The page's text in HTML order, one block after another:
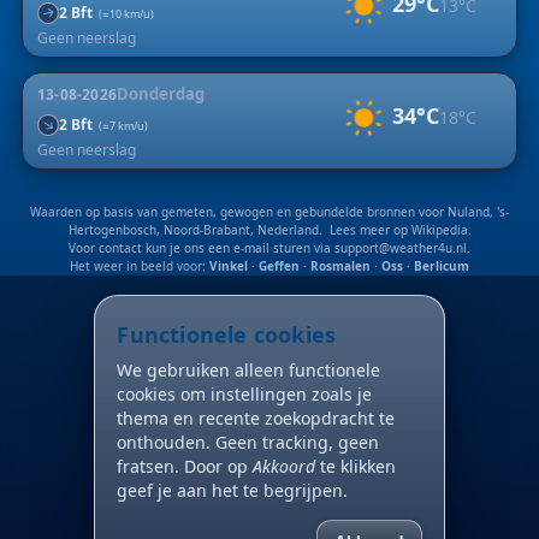
13°C
Geen neerslag
↑2 Bft (≈10 km/u)
13-08-2026Donderdag
34°C18°C
Geen neerslag
↑2 Bft (≈7 km/u)
Waarden op basis van gemeten, gewogen en gebundelde bronnen voor Nuland, 's-
Hertogenbosch, Noord-Brabant, Nederland. Lees meer op Wikipedia.
Voor contact kun je ons een e-mail sturen via support@weather4u.nl.
Het weer in beeld voor: Vinkel · Geffen · Rosmalen · Oss · Berlicum
Functionele cookies
We gebruiken alleen functionele
cookies om instellingen zoals je
thema en recente zoekopdracht te
onthouden. Geen tracking, geen
fratsen. Door opAkkoordte klikken
geef je aan het te begrijpen.